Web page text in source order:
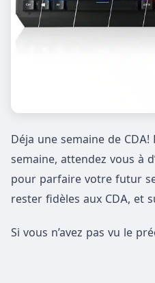
Déja une semaine de
semaine, attendez vous à
pour parfaire votre futur
rester fidèles aux CDA, et
Si vous n’avez pas vu le